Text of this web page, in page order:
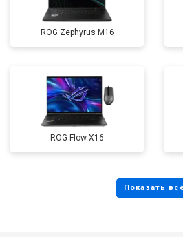
ROG Zephyrus M16
ROG Flow X16